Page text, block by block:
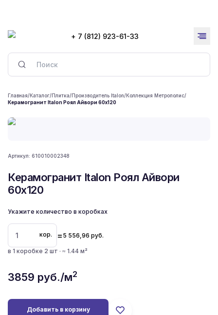
+ 7 (812) 923-61-33
Главная/Каталог/Плитка/Производитель Italon/Коллекция Метрополис/
Керамогранит Italon Рoял Айвори 60x120
Артикул: 610010002348
Керамогранит Italon Рoял Айвори
60x120
Укажите количество в коробках
кор. = 5 556,96 руб.
в 1 коробке 2 шт · ≈ 1.44 м²
3859 руб./м2
Добавить в корзину